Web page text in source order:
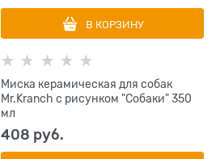
В КОРЗИНУ
Миска керамическая для собак
Mr.Kranch с рисунком "Собаки" 350
мл
408 руб.